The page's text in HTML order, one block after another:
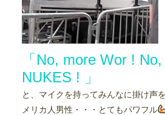
「No, more Wor !
NUKES ! 」
と、マイクを持ってみんなに掛け声
メリカ人男性・・・とてもパワフル